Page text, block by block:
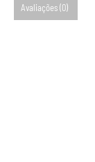
Avaliações (0)